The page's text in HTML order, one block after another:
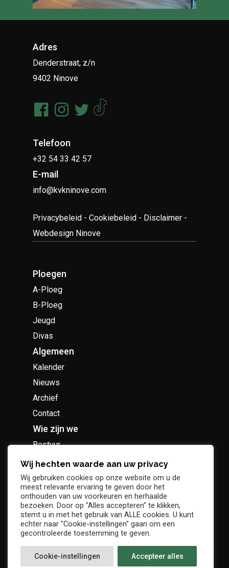
Adres
Denderstraat, z/n
9402 Ninove
Telefoon
+32 54 33 42 57
E-mail
info@kvkninove.com
Privacybeleid -Cookiebeleid - Disclaimer -
Webdesign Ninove
Ploegen
A-Ploeg
B-Ploeg
Jeugd
Divas
Algemeen
Kalender
Nieuws
Archief
Contact
Wie zijn we
Bestuur
Geschiedenis
Supportersclub
Socio Business Club
Wij hechten waarde aan uw privacy
Wij gebruiken cookies op onze website om u de
meest relevante ervaring te geven door het
onthouden van uw voorkeuren en herhaalde
bezoeken. Door op "Alles accepteren" te klikken,
stemt u in met het gebruik van ALLE cookies. U kunt
echter naar "Cookie-instellingen" gaan om een
gecontroleerde toestemming te geven.
Cookie-instellingen Accepteer alles